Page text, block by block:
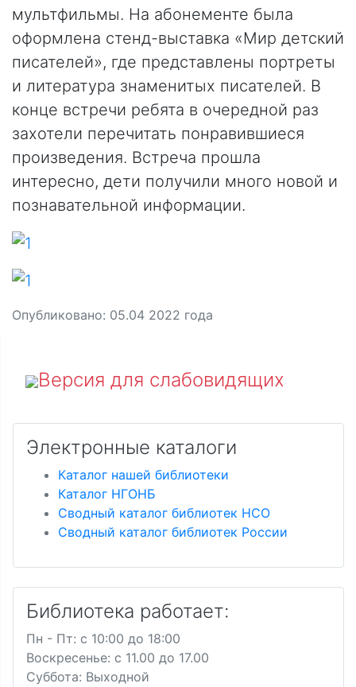
мультфильмы. На абонементе была
оформлена стенд-выставка «Мир детский
писателей», где представлены портреты
и литература знаменитых писателей. В
конце встречи ребята в очередной раз
захотели перечитать понравившиеся
произведения. Встреча прошла
интересно, дети получили много новой и
познавательной информации.
Опубликовано: 05.04 2022 года
Версия для слабовидящих
Электронные каталоги
Каталог нашей библиотеки
Каталог НГОНБ
Сводный каталог библиотек НСО
Сводный каталог библиотек России
Библиотека работает:
Пн - Пт: c 10:00 до 18:00
Воскресенье: с 11.00 до 17.00
Суббота: Выходной